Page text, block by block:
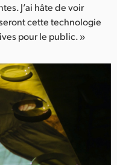
J’ai hâte de voir
cette technologie
pour le public. »